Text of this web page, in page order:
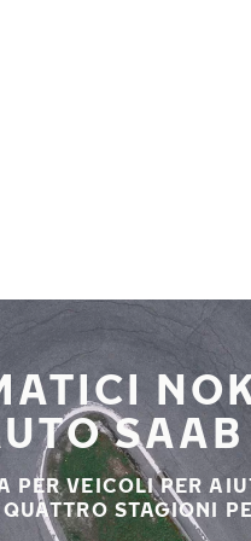
SAAB
PER VEICOLI PER
STAGIONI